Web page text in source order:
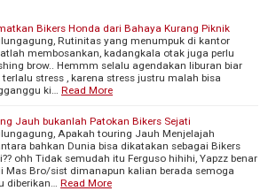
Bikers Honda dari Bahaya Kurang Piknik
Rutinitas yang menumpuk di kantor
membosankan, kadangkala otak juga perlu
brow.. Hemmm selalu agendakan liburan biar
stress , karena stress justru malah bisa
ki… Read More
Jauh bukanlah Patokan Bikers Sejati
Apakah touring Jauh Menjelajah
bahkan Dunia bisa dikatakan sebagai Bikers
ohh Tidak semudah itu Ferguso hihihi, Yapzz benar
Mas Bro/sist dimanapun kalian berada semoga
diberikan… Read More